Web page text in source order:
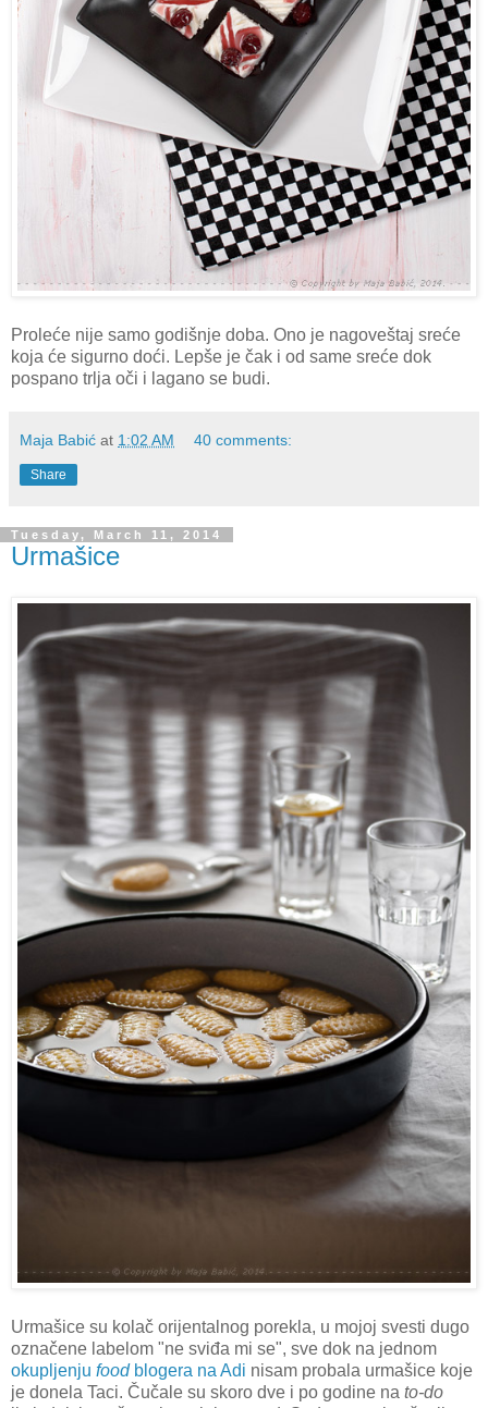
Proleće nije samo godišnje doba. Ono je nagoveštaj sreće
koja će sigurno doći. Lepše je čak i od same sreće dok
pospano trlja oči i lagano se budi.
Maja Babić at 1:02 AM 40 comments:
Share
Tuesday, March 11, 2014
Urmašice
Urmašice su kolač orijentalnog porekla, u mojoj svesti dugo
označene labelom "ne sviđa mi se", sve dok na jednom
okupljenju foodblogera na Adi nisam probala urmašice koje
je donela Taci. Čučale su skoro dve i po godine na to-do